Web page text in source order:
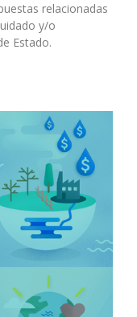
relacionadas
y/o
Estado.